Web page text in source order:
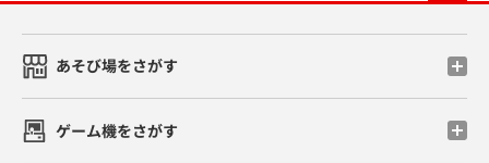
あそび場をさがす
ゲーム機をさがす